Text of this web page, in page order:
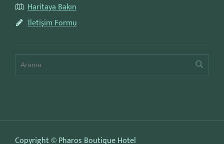
Haritaya Bakın
İletişim Formu
Copyright © Pharos Boutique Hotel